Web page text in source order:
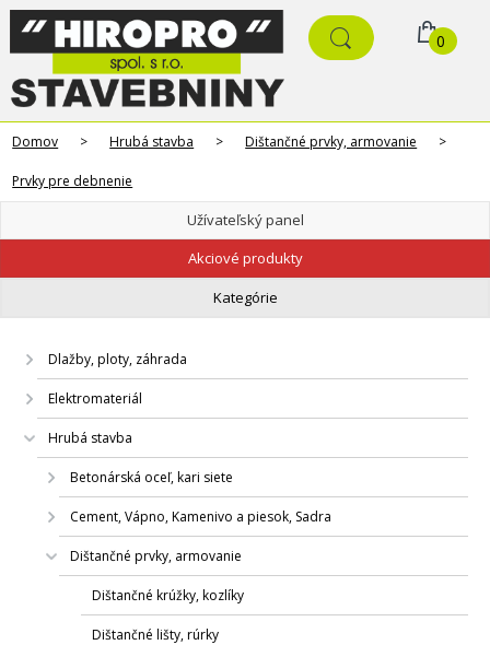
0
Domov > Hrubá stavba > Dištančné prvky, armovanie >
Prvky pre debnenie
Užívateľský panel
Akciové produkty
Kategórie
Dlažby, ploty, záhrada
Elektromateriál
Hrubá stavba
Betonárská oceľ, kari siete
Cement, Vápno, Kamenivo a piesok, Sadra
Dištančné prvky, armovanie
Dištančné krúžky, kozlíky
Dištančné lišty, rúrky